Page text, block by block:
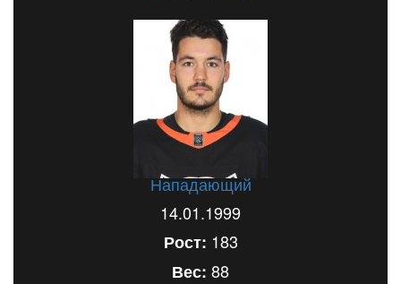
Нападающий
14.01.1999
Рост: 183
Вес: 88